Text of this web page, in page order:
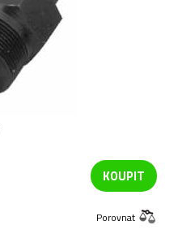
KOUPIT
Porovnat